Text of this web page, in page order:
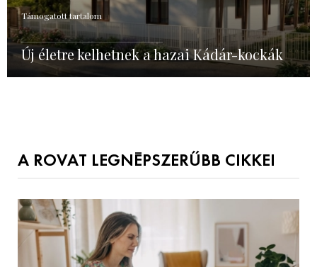
Támogatott tartalom
Új életre kelhetnek a hazai Kádár-kockák
A ROVAT LEGNÉPSZERŰBB CIKKEI